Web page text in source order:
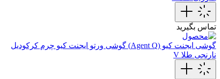
تماس بگیرید
گوشی ایجنت کیو (Agent Q)
گوشی ورتو ایجنت کیو چرم کرکودیل
نارنجی طلا V